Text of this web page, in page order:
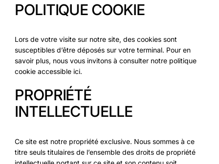
POLITIQUE COOKIE
Lors de votre visite sur notre site, des cookies sont
susceptibles d’être déposés sur votre terminal. Pour en
savoir plus, nous vous invitons à consulter notre politique
cookie accessible ici.
PROPRIÉTÉ
INTELLECTUELLE
Ce site est notre propriété exclusive. Nous sommes à ce
titre seuls titulaires de l’ensemble des droits de propriété